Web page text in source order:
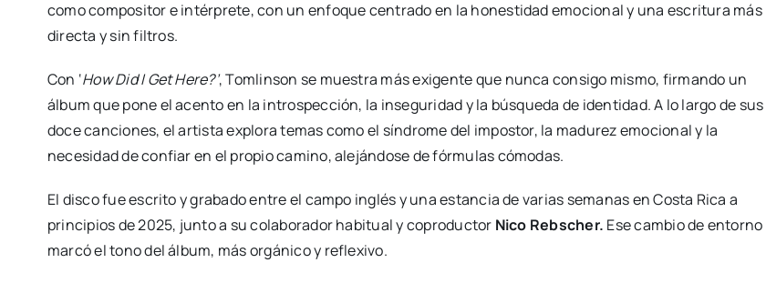
como compositor e intérprete, con un enfoque centrado en la honestidad emocional y una escritura más
directa y sin filtros.
Con ‘How Did I Get Here?’, Tomlinson se muestra más exigente que nunca consigo mismo, firmando un
álbum que pone el acento en la introspección, la inseguridad y la búsqueda de identidad. A lo largo de sus
doce canciones, el artista explora temas como el síndrome del impostor, la madurez emocional y la
necesidad de confiar en el propio camino, alejándose de fórmulas cómodas.
El disco fue escrito y grabado entre el campo inglés y una estancia de varias semanas en Costa Rica a
principios de 2025, junto a su colaborador habitual y coproductor Nico Rebscher. Ese cambio de entorno
marcó el tono del álbum, más orgánico y reflexivo.